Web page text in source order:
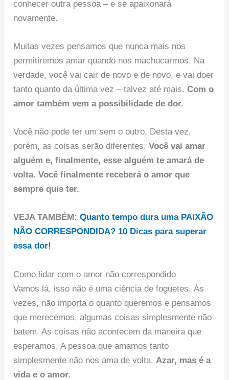
conhecer outra pessoa – e se apaixonará
novamente.
Muitas vezes pensamos que nunca mais nos
permitiremos amar quando nos machucarmos. Na
verdade, você vai cair de novo e de novo, e vai doer
tanto quanto da última vez – talvez até mais.Com o
amor também vem a possibilidade de dor.
Você não pode ter um sem o outro. Desta vez,
porém, as coisas serão diferentes.Você vai amar
alguém e, finalmente, esse alguém te amará de
volta. Você finalmente receberá o amor que
sempre quis ter.
VEJA TAMBÉM:Quanto tempo dura uma PAIXÃO
NÃO CORRESPONDIDA? 10 Dicas para superar
essa dor!
Como lidar com o amor não correspondido
Vamos lá, isso não é uma ciência de foguetes. Às
vezes, não importa o quanto queremos e pensamos
que merecemos, algumas coisas simplesmente não
batem. As coisas não acontecem da maneira que
esperamos. A pessoa que amamos tanto
simplesmente não nos ama de volta. Azar, mas é a
vida e o amor.